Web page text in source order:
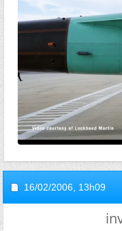
16/02/2006, 13h09